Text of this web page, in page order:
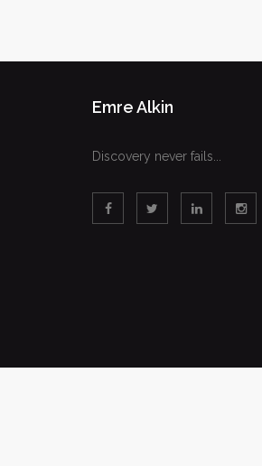
Emre Alkin
Discovery never fails...